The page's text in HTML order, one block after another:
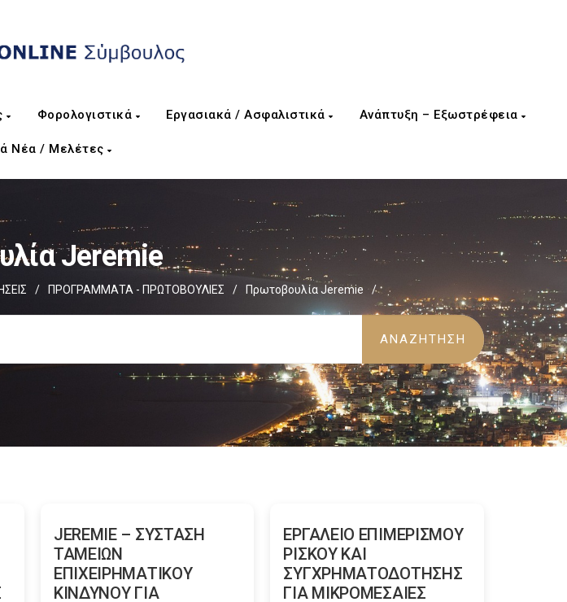
Φορολογιστικά Εργασιακά / Ασφαλιστικά Ανάπτυξη – Εξωστρέφεια
Νέα / Μελέτες
Jeremie
/ ΠΡΟΓΡΑΜΜΑΤΑ - ΠΡΩΤΟΒΟΥΛΙΕΣ / Πρωτοβουλία Jeremie /
JEREMIE – ΣΥΣΤΑΣΗ
ΤΑΜΕΙΩΝ
ΕΠΙΧΕΙΡΗΜΑΤΙΚΟΥ
ΚΙΝΔΥΝΟΥ ΓΙΑ
ΕΡΓΑΛΕΙΟ ΕΠΙΜΕΡΙΣΜΟΥ
ΡΙΣΚΟΥ ΚΑΙ
ΣΥΓΧΡΗΜΑΤΟΔΟΤΗΣΗΣ
ΓΙΑ ΜΙΚΡΟΜΕΣΑΙΕΣ